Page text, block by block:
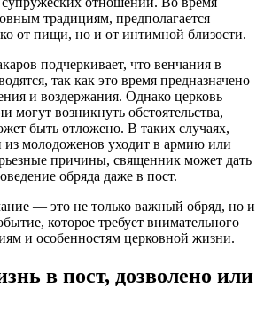
традициям, предполагается
от пищи, но и от интимной близости.
подчеркивает, что венчания в
так как это время предназначено
и воздержания. Однако церковь
могут возникнуть обстоятельства,
быть отложено. В таких случаях,
из молодоженов уходит в армию или
причины, священник может дать
обряда даже в пост.
— это не только важный обряд, но и
которое требует внимательного
и особенностям церковной жизни.
в пост, дозволено или